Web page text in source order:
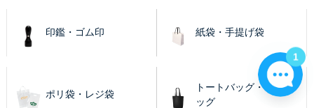
印鑑・ゴム印 紙袋・手提げ袋
ポリ袋・レジ袋
トートバッグ・エコバ
ッグ
1